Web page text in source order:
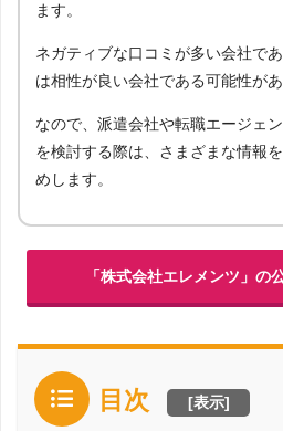
ます。
ネガティブな口コミが多い会社で
は相性が良い会社である可能性があ
なので、派遣会社や転職エージェ
を検討する際は、さまざまな情報
めします。
「株式会社エレメンツ」の
目次 [表示]